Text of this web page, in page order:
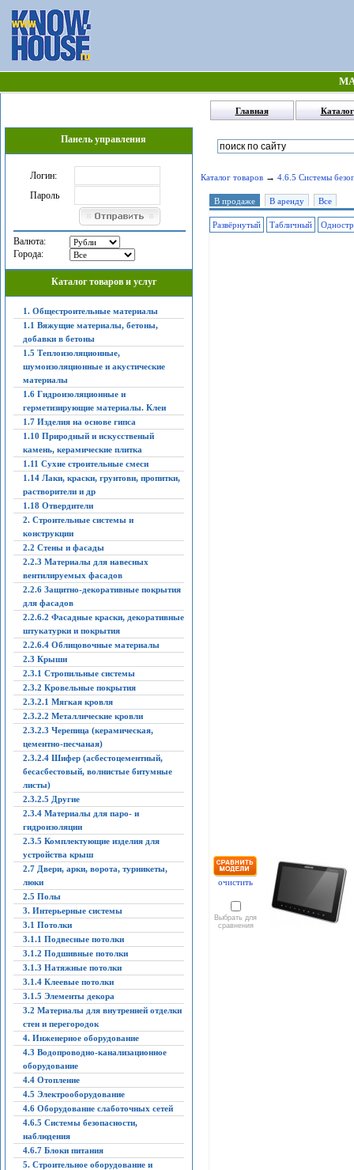
Главная Каталог
Панель управления
Логин:
Пароль
Валюта:
Города:
Каталог товаров и услуг
1. Общестроительные материалы
1.1 Вяжущие материалы, бетоны,
добавки в бетоны
1.5 Теплоизоляционные,
шумоизоляционные и акустические
материалы
1.6 Гидроизоляционные и
герметизирующие материалы. Клеи
1.7 Изделия на основе гипса
1.10 Природный и искусственый
камень, керамические плитка
1.11 Сухие строительные смеси
1.14 Лаки, краски, грунтови, пропитки,
растворители и др
1.18 Отвердители
2. Строительные системы и
конструкции
2.2 Стены и фасады
2.2.3 Материалы для навесных
вентилируемых фасадов
2.2.6 Защитно-декоративные покрытия
для фасадов
2.2.6.2 Фасадные краски, декоративные
штукатурки и покрытия
2.2.6.4 Облицовочные материалы
2.3 Крыши
2.3.1 Стропильные системы
2.3.2 Кровельные покрытия
2.3.2.1 Мягкая кровля
2.3.2.2 Металлические кровли
2.3.2.3 Черепица (керамическая,
цементно-песчаная)
2.3.2.4 Шифер (асбестоцементный,
бесасбестовый, волнистые битумные
листы)
2.3.2.5 Другие
2.3.4 Материалы для паро- и
гидроизоляции
2.3.5 Комплектующие изделия для
устройства крыш
2.7 Двери, арки, ворота, турникеты,
люки
2.5 Полы
3. Интерьерные системы
3.1 Потолки
3.1.1 Подвесные потолки
3.1.2 Подшивные потолки
3.1.3 Натяжные потолки
3.1.4 Клеевые потолки
3.1.5 Элементы декора
3.2 Материалы для внутренней отделки
стен и перегородок
4. Инженерное оборудование
4.3 Водопроводно-канализационное
оборудование
4.4 Отопление
4.5 Электрооборудование
4.6 Оборудование слаботочных сетей
4.6.5 Системы безопасности,
наблюдения
4.6.7 Блоки питания
5. Строительное оборудование и
Каталог товаров → 4.6.5 Системы
В продаже В аренду Все
Развёрнутый Табличный
очистить
Выбрать для
сравнения